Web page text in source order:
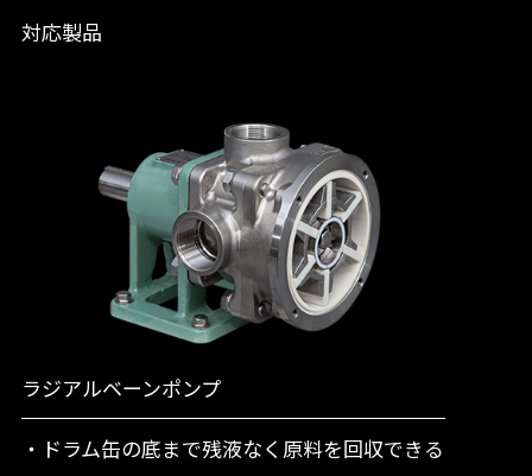
対応製品
ラジアルベーンポンプ
・ドラム缶の底まで残液なく原料を回収できる